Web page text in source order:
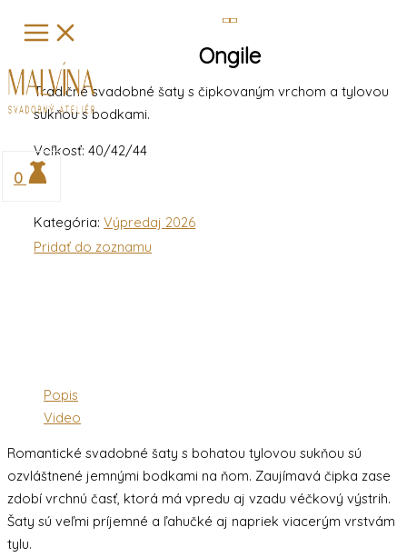
0
Ongile
Tradičné svadobné šaty s čipkovaným vrchom a tylovou
sukňou s bodkami.
Veľkosť: 40/42/44
Kategória:Výpredaj 2026
Pridať do zoznamu
Popis
Video
Romantické svadobné šaty s bohatou tylovou sukňou sú
ozvláštnené jemnými bodkami na ňom. Zaujímavá čipka zase
zdobí vrchnú časť, ktorá má vpredu aj vzadu véčkový výstrih.
Šaty sú veľmi príjemné a ľahučké aj napriek viacerým vrstvám
tylu.
…